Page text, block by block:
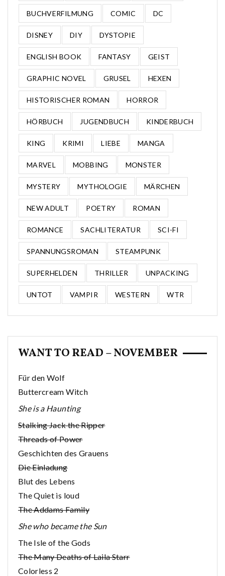
BUCHVERFILMUNG COMIC DC
DISNEY DIY DYSTOPIE
ENGLISH BOOK FANTASY GEIST
GRAPHIC NOVEL GRUSEL HEXEN
HISTORISCHER ROMAN HORROR
HÖRBUCH JUGENDBUCH KINDERBUCH
KING KRIMI LIEBE MANGA
MARVEL MOBBING MONSTER
MYSTERY MYTHOLOGIE MÄRCHEN
NEW ADULT POETRY ROMAN
ROMANCE SACHLITERATUR SCI-FI
SPANNUNGSROMAN STEAMPUNK
SUPERHELDEN THRILLER UNPACKING
UNTOT VAMPIR WESTERN WTR
WANT TO READ – NOVEMBER
Für den Wolf
Buttercream Witch
She is a Haunting
Stalking Jack the Ripper
Threads of Power
Geschichten des Grauens
Die Einladung
Blut des Lebens
The Quiet is loud
The Addams Family
She who became the Sun
The Isle of the Gods
The Many Deaths of Laila Starr
Colorless 2